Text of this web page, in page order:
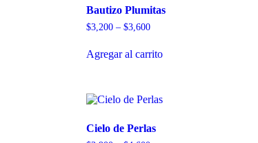
Bautizo Plumitas
$3,200 – $3,600
Agregar al carrito
Cielo de Perlas